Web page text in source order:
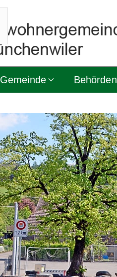
Gemeinde Behörden